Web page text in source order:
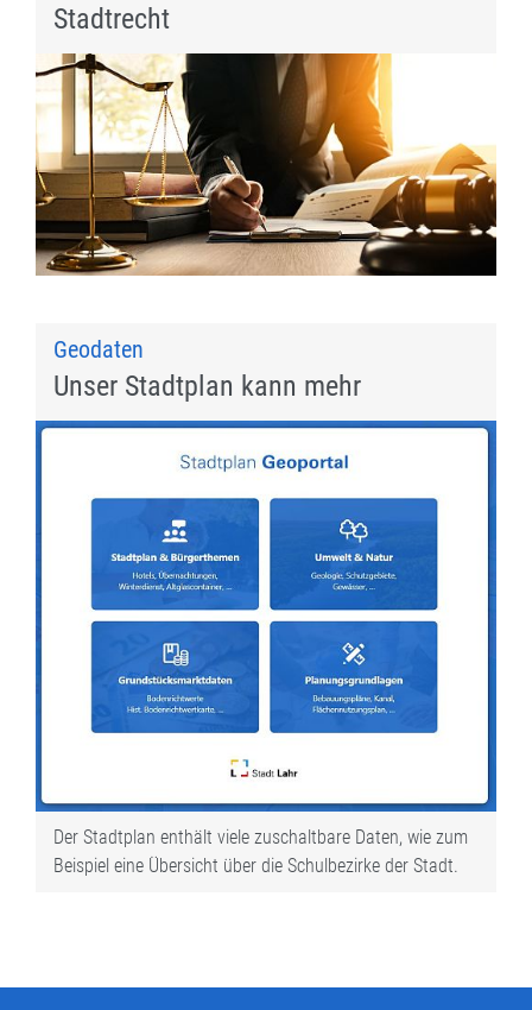
Stadtrecht
Geodaten
Unser Stadtplan kann mehr
Der Stadtplan enthält viele zuschaltbare Daten, wie zum
Beispiel eine Übersicht über die Schulbezirke der Stadt.